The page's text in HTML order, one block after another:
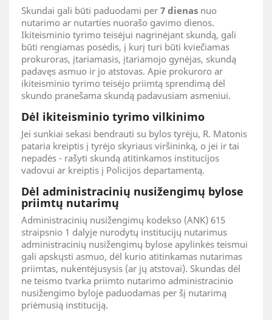
Skundai gali būti paduodami per 7 dienas nuo
nutarimo ar nutarties nuorašo gavimo dienos.
Ikiteisminio tyrimo teisėjui nagrinėjant skundą, gali
būti rengiamas posėdis, į kurį turi būti kviečiamas
prokuroras, įtariamasis, įtariamojo gynėjas, skundą
padavęs asmuo ir jo atstovas. Apie prokuroro ar
ikiteisminio tyrimo teisėjo priimtą sprendimą dėl
skundo pranešama skundą padavusiam asmeniui.
Dėl ikiteisminio tyrimo vilkinimo
Jei sunkiai sekasi bendrauti su bylos tyrėju, R. Matonis
pataria kreiptis į tyrėjo skyriaus viršininką, o jei ir tai
nepadės - rašyti skundą atitinkamos institucijos
vadovui ar kreiptis į Policijos departamentą.
Dėl administracinių nusižengimų bylose
priimtų nutarimų
Administracinių nusižengimų kodekso (ANK) 615
straipsnio 1 dalyje nurodytų institucijų nutarimus
administracinių nusižengimų bylose apylinkės teismui
gali apskųsti asmuo, dėl kurio atitinkamas nutarimas
priimtas, nukentėjusysis (ar jų atstovai). Skundas dėl
ne teismo tvarka priimto nutarimo administracinio
nusižengimo byloje paduodamas per šį nutarimą
priėmusią instituciją.